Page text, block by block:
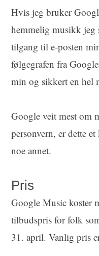
Hvis jeg bruker
hemmelig musikk jeg
tilgang til e-posten
følgegrafen fra
min og sikkert en hel
Google veit mest om
personvern, er dette
noe annet.
Pris
Google Music koster
tilbudspris for folk
31. april. Vanlig pris